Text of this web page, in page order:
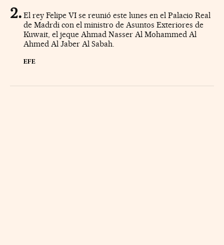
El rey Felipe VI se reunió este lunes en el Palacio Real
de Madrdi con el ministro de Asuntos Exteriores de
Kuwait, el jeque Ahmad Nasser Al Mohammed Al
Ahmed Al Jaber Al Sabah.
EFE